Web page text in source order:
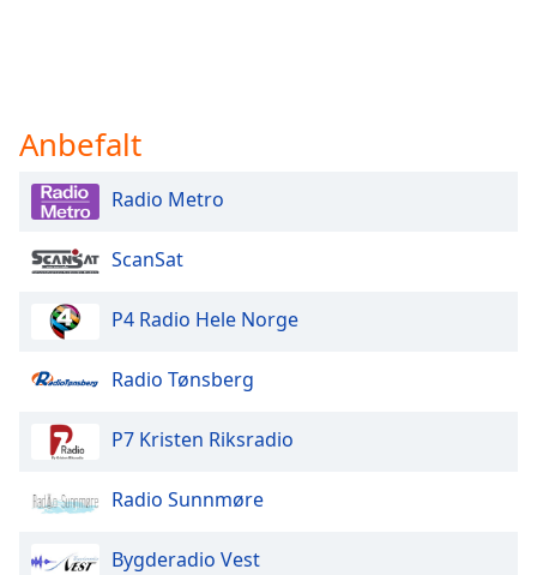
Anbefalt
Radio Metro
ScanSat
P4 Radio Hele Norge
Radio Tønsberg
P7 Kristen Riksradio
Radio Sunnmøre
Bygderadio Vest